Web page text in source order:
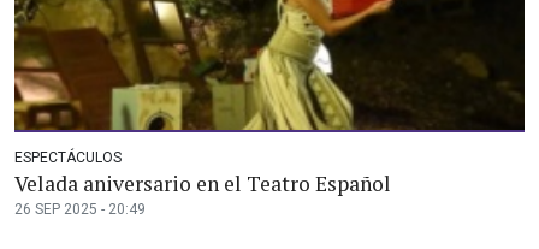
ESPECTÁCULOS
Velada aniversario en el Teatro Español
26 SEP 2025 - 20:49